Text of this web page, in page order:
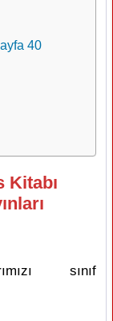
40
Kitabı
sınıf